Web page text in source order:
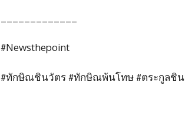
#Newsthepoint
#ทักษิณชินวัตร #ทักษิณพ้นโทษ #ตระกูลชิ